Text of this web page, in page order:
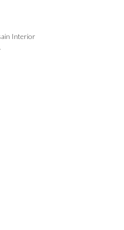
Interior